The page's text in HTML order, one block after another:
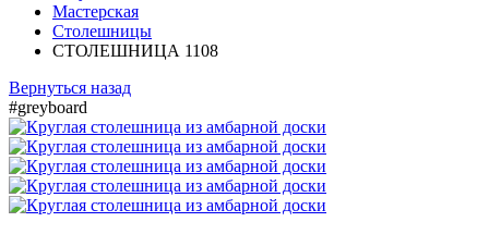
Мастерская
Столешницы
СТОЛЕШНИЦА 1108
Вернуться назад
#greyboard